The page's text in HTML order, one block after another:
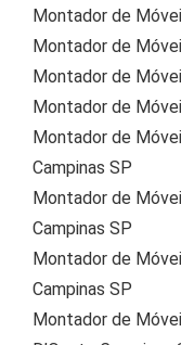
Montador de
Montador de
Montador de
Montador de
Montador de
Campinas SP
Montador de
Campinas SP
Montador de
Campinas SP
Montador de